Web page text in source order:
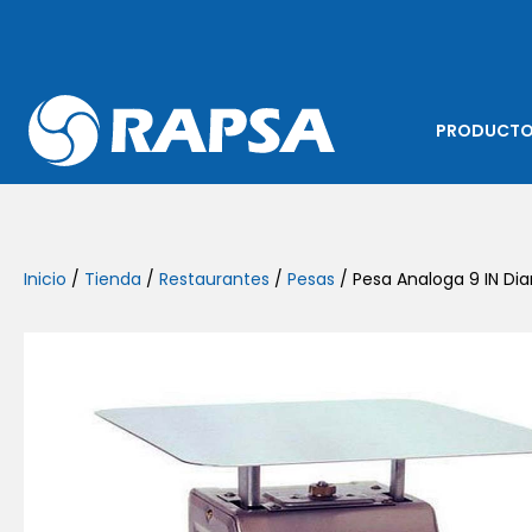
Inicio / Tienda / Restaurantes / Pesas / Pesa Analoga 9 IN